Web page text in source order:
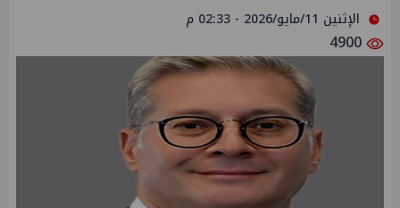
الإثنين 11/مايو/2026 - 02:33 م